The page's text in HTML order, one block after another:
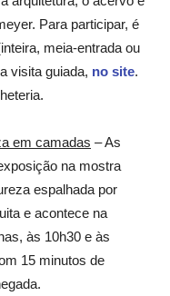
Para participar, é
meia-entrada ou
visita guiada, no site.
em camadas – As
na mostra
espalhada por
e acontece na
às 10h30 e às
15 minutos de